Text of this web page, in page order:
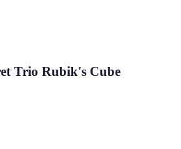
Trio Rubik's Cube